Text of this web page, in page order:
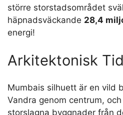
och Ännu Fler
Kul fakta: Lokalbefolkningen
gudinnan Mumbadevi. Men
portugisiska “bom baim”
återtog staden officiellt sina
bytte Bombay mot Mumbai.